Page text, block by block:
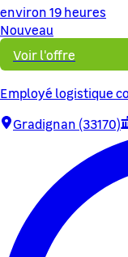
environ 19 heures
Nouveau
Voir l'offre
Employé logistique
Gradignan (33170)